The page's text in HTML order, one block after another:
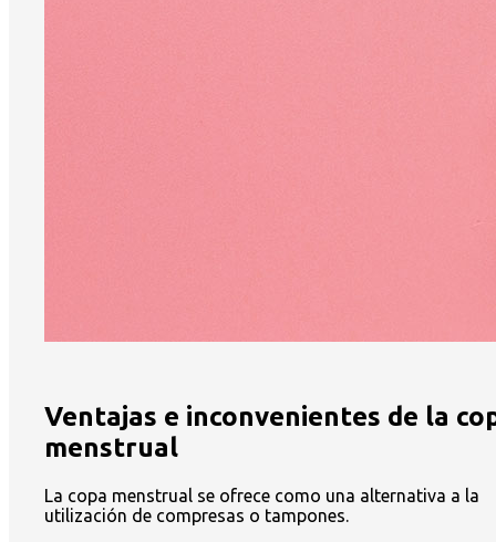
Ventajas e inconvenientes de la
menstrual
La copa menstrual se ofrece como una alternativa a la
utilización de compresas o tampones.